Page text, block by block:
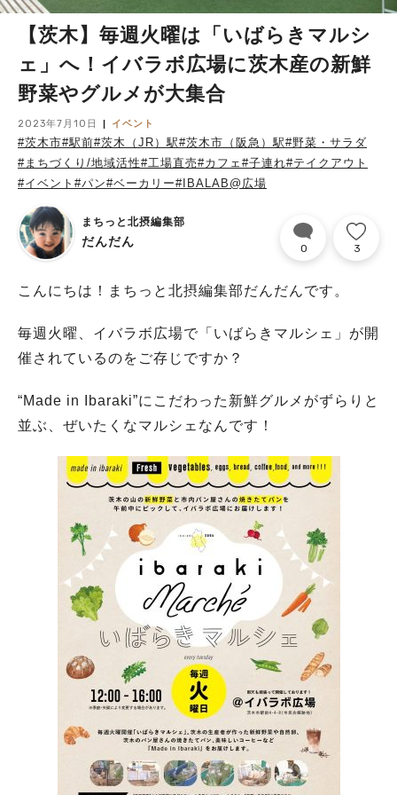
【茨木】毎週火曜は「いばらきマルシ
ェ」へ！イバラボ広場に茨木産の新鮮
野菜やグルメが大集合
2023年7月10日 イベント
#茨木市#駅前#茨木（JR）駅#茨木市（阪急）駅#野菜・サラダ
#まちづくり/地域活性#工場直売#カフェ #子連れ#テイクアウト
#イベント #パン#ベーカリー#IBALAB@広場
まちっと北摂編集部
だんだん 0 3
こんにちは！まちっと北摂編集部だんだんです。
毎週火曜、イバラボ広場で「いばらきマルシェ」が開
催されているのをご存じですか？
“Made in Ibaraki”にこだわった新鮮グルメがずらりと
並ぶ、ぜいたくなマルシェなんです！